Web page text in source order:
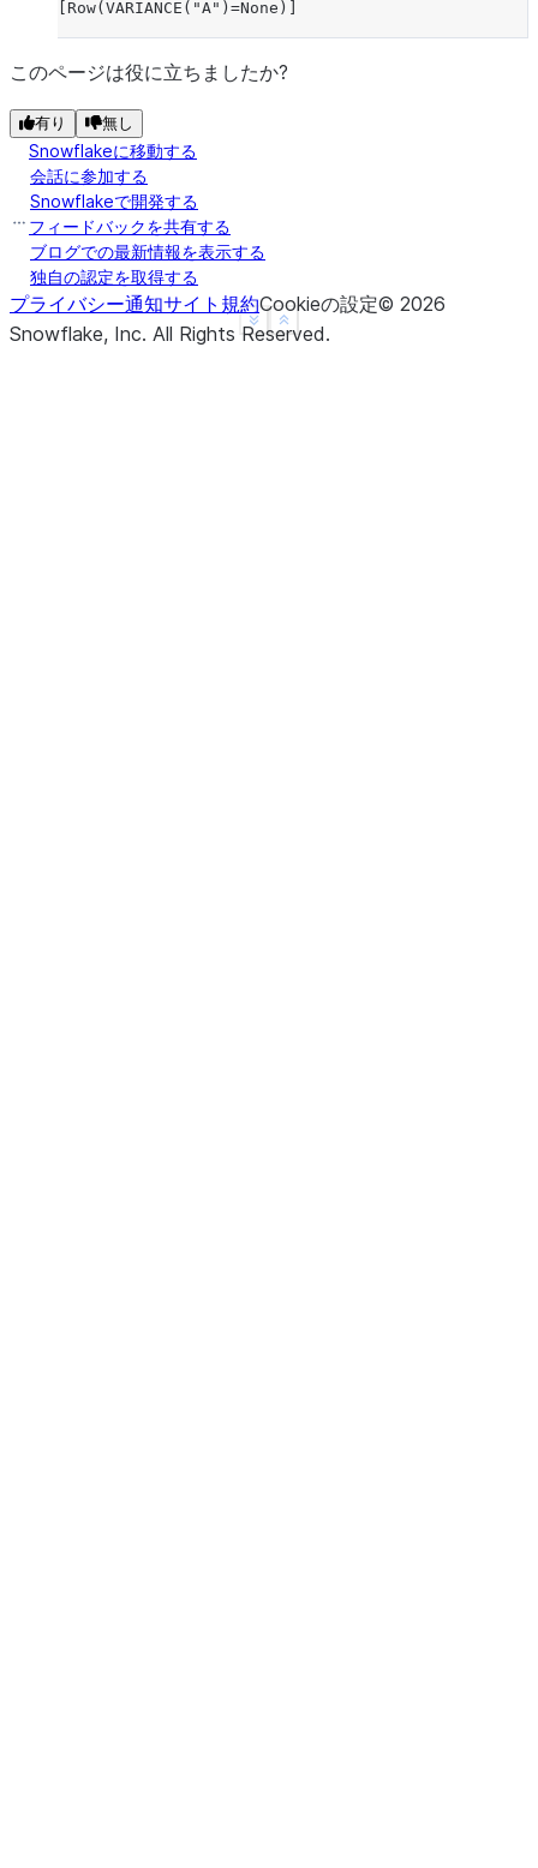
[Row(VARIANCE("A")=None)]
>>> df = session. create_dataframe
[Row(VARIANCE("A")=None)]
Show less
See more
このページは役に立ちましたか?
有り 無し
Snowflakeに移動する
会話に参加する
Snowflakeで開発する
フィードバックを共有する
ブログでの最新情報を表示する
独自の認定を取得する
プライバシー通知サイト規約Cookieの設定© 2026
Snowflake, Inc. All Rights Reserved.